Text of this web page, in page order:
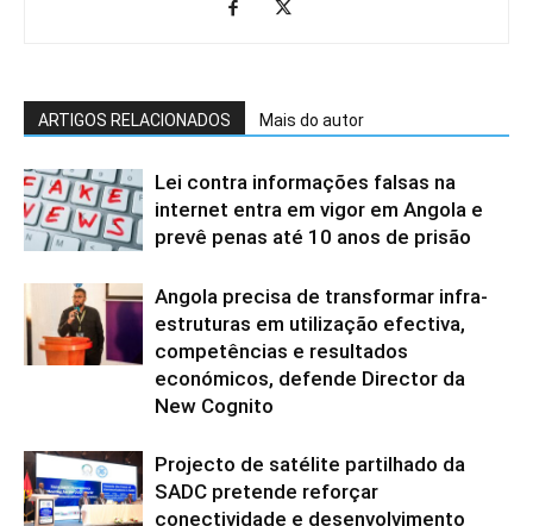
ARTIGOS RELACIONADOS Mais do autor
Lei contra informações falsas na
internet entra em vigor em Angola e
prevê penas até 10 anos de prisão
Angola precisa de transformar infra-
estruturas em utilização efectiva,
competências e resultados
económicos, defende Director da
New Cognito
Projecto de satélite partilhado da
SADC pretende reforçar
conectividade e desenvolvimento